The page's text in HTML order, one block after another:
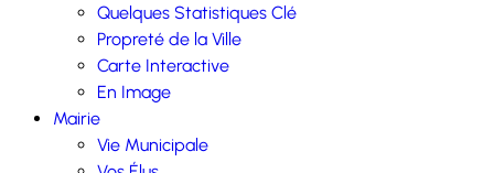
Quelques Statistiques Clé
Propreté de la Ville
Carte Interactive
En Image
Mairie
Vie Municipale